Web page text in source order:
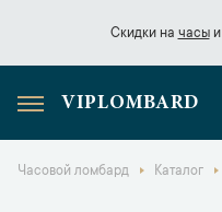
Скидки на часыи
Скидки начасы
VIPLOMBARD
Часовой ломбард Каталог